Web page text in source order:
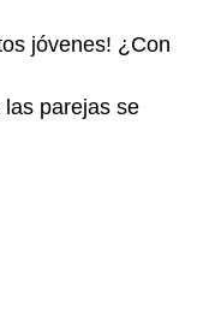
jóvenes! ¿Con
parejas se